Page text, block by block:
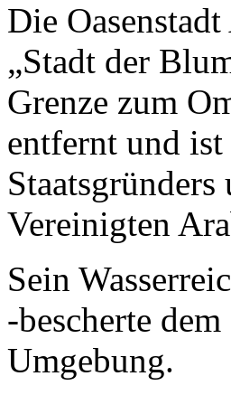
Die
„Stadt der
Grenze zum
entfernt und ist
Staatsgründers
Vereinigten
Sein
-bescherte
Umgebung.